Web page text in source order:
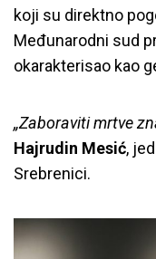
koji su direktno
Međunarodni sud
okarakterisao kao
„Zaboraviti mrtve
Hajrudin Mesić,
Srebrenici.